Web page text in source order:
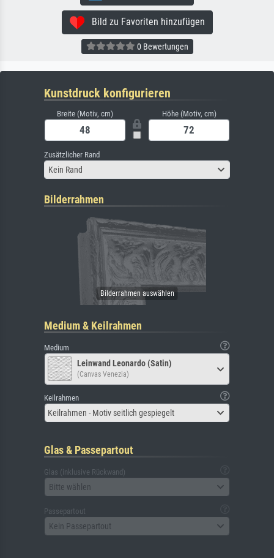
Bild zu Favoriten hinzufügen
0 Bewertungen
Kunstdruck konfigurieren
Breite (Motiv, cm) Höhe (Motiv, cm)
Zusätzlicher Rand
Kein Rand
Bilderrahmen
Medium & Keilrahmen
Medium
Leinwand Leonardo (Satin)
(Canvas Venezia)
Keilrahmen
Keilrahmen - Motiv seitlich gespiegelt
Glas & Passepartout
Glas (inklusive Rückwand)
Bitte wählen
Passepartout
Kein Passepartout